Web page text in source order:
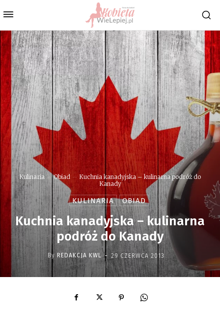
Kulinaria Obiad
Kuchnia kanadyjska – kulinarna podróż do
Kanady
KULINARIA OBIAD
Kuchnia kanadyjska – kulinarna
podróż do Kanady
By REDAKCJA KWL - 29 CZERWCA 2013